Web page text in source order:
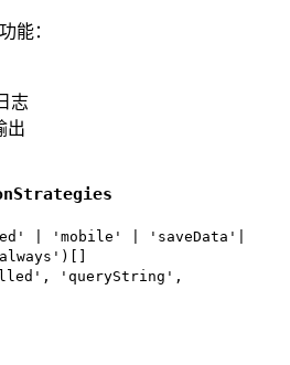
能：
志
出
| 'mobile' | 'saveData'|
'queryString',